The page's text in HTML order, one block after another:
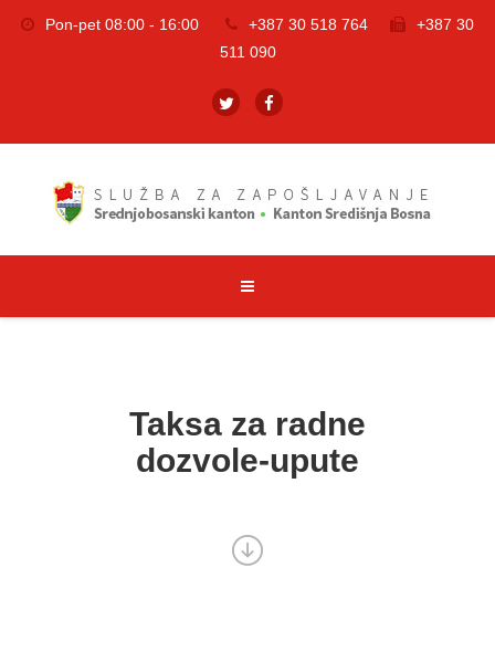
Pon-pet 08:00 - 16:00 +387 30 518 764
+387 30
511 090
Taksa za radne
dozvole-upute